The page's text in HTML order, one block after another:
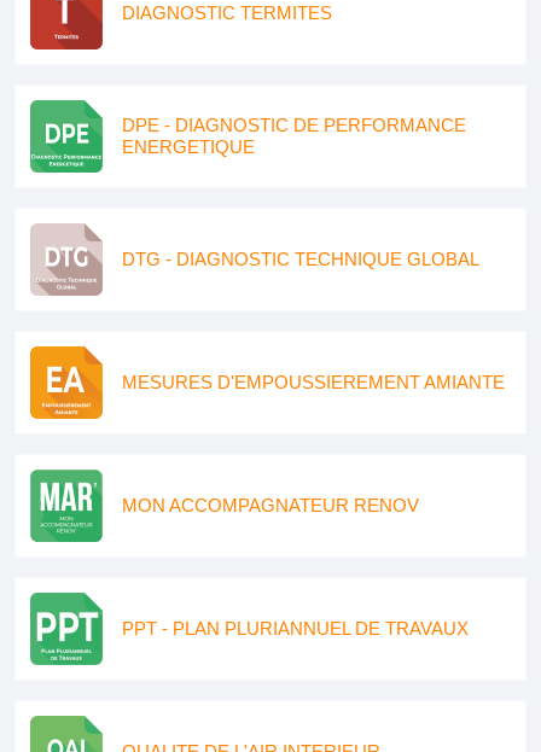
DIAGNOSTIC TERMITES
DPE - DIAGNOSTIC DE PERFORMANCE
ENERGETIQUE
DTG - DIAGNOSTIC TECHNIQUE GLOBAL
MESURES D'EMPOUSSIEREMENT AMIANTE
MON ACCOMPAGNATEUR RENOV
PPT - PLAN PLURIANNUEL DE TRAVAUX